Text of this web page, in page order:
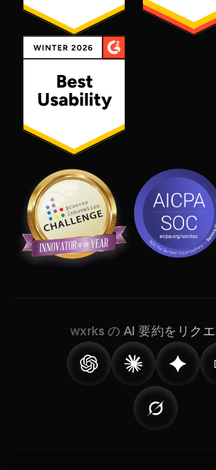
wxrks の AI 要約をリクエ